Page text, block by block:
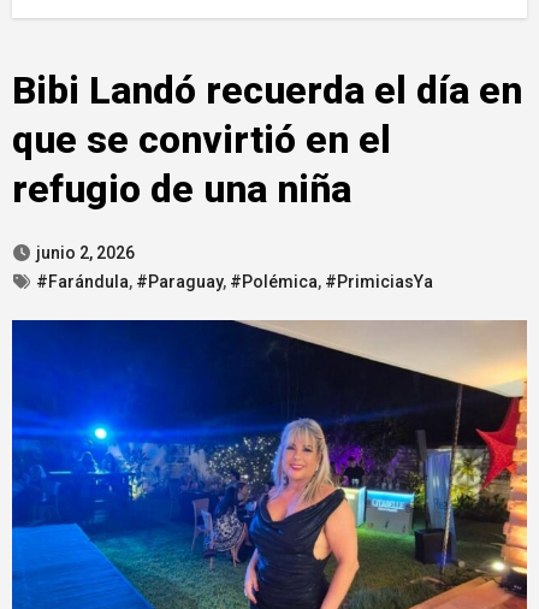
Bibi Landó recuerda el día en
que se convirtió en el
refugio de una niña
junio 2, 2026
#Farándula, #Paraguay, #Polémica, #PrimiciasYa